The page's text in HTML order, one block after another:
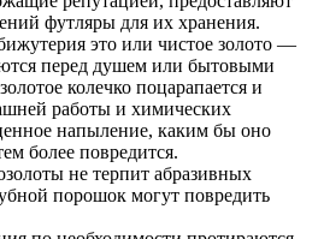
футляры для их хранения.
это или чистое золото —
перед душем или бытовыми
колечко поцарапается и
работы и химических
напыление, каким бы оно
более повредится.
не терпит абразивных
порошок могут повредить